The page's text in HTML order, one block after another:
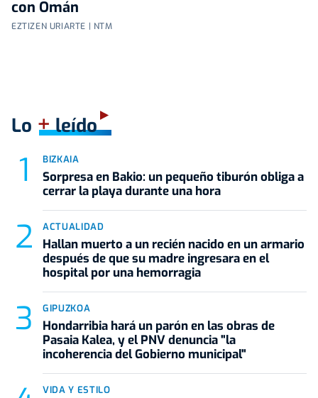
con Omán
EZTIZEN URIARTE | NTM
Lo +leído
BIZKAIA
Sorpresa en Bakio: un pequeño tiburón obliga a
cerrar la playa durante una hora
ACTUALIDAD
Hallan muerto a un recién nacido en un armario
después de que su madre ingresara en el
hospital por una hemorragia
GIPUZKOA
Hondarribia hará un parón en las obras de
Pasaia Kalea, y el PNV denuncia "la
incoherencia del Gobierno municipal"
VIDA Y ESTILO